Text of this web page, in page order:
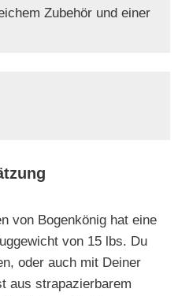
Zubehör und einer
von Bogenkönig hat eine
von 15 lbs. Du
oder auch mit Deiner
aus strapazierbarem